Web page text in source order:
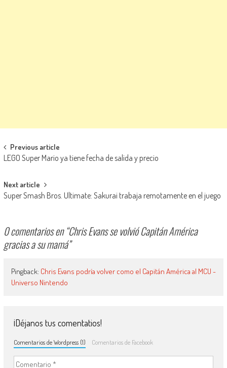
Navegación de entradas
Previous article
LEGO Super Mario ya tiene fecha de salida y precio
Next article
Super Smash Bros. Ultimate: Sakurai trabaja remotamente en el juego
0 comentarios en “Chris Evans se volvió Capitán América
gracias a su mamá”
Pingback: Chris Evans podría volver como el Capitán América al MCU -
Universo Nintendo
¡Déjanos tus comentatios!
Comentarios de Wordpress (1) Comentarios de Facebook